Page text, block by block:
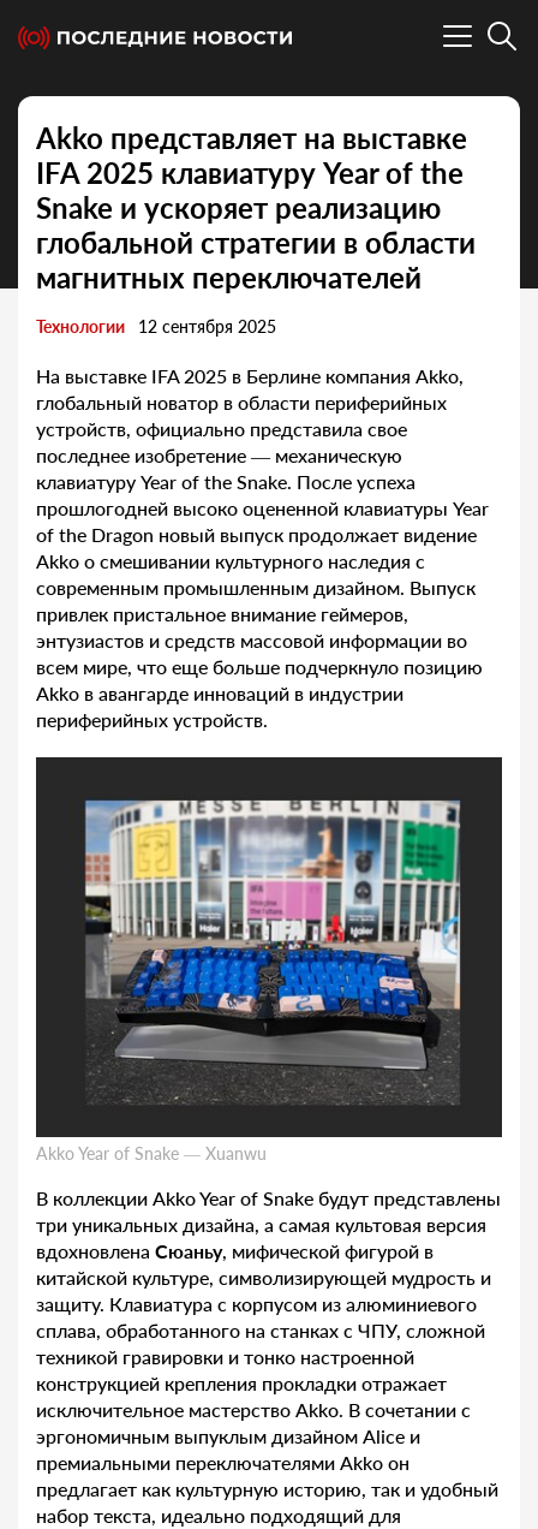
Akko представляет на выставке
IFA 2025 клавиатуру Year of the
Snake и ускоряет реализацию
глобальной стратегии в области
магнитных переключателей
Технологии 12 сентября 2025
На выставке IFA 2025 в Берлине компания Akko,
глобальный новатор в области периферийных
устройств, официально представила свое
последнее изобретение — механическую
клавиатуру Year of the Snake. После успеха
прошлогодней высоко оцененной клавиатуры Year
of the Dragon новый выпуск продолжает видение
Akko о смешивании культурного наследия с
современным промышленным дизайном. Выпуск
привлек пристальное внимание геймеров,
энтузиастов и средств массовой информации во
всем мире, что еще больше подчеркнуло позицию
Akko в авангарде инноваций в индустрии
периферийных устройств.
Akko Year of Snake — Xuanwu
В коллекции Akko Year of Snake будут представлены
три уникальных дизайна, а самая культовая версия
вдохновлена Сюаньу, мифической фигурой в
китайской культуре, символизирующей мудрость и
защиту. Клавиатура с корпусом из алюминиевого
сплава, обработанного на станках с ЧПУ, сложной
техникой гравировки и тонко настроенной
конструкцией крепления прокладки отражает
исключительное мастерство Akko. В сочетании с
эргономичным выпуклым дизайном Alice и
премиальными переключателями Akko он
предлагает как культурную историю, так и удобный
набор текста, идеально подходящий для